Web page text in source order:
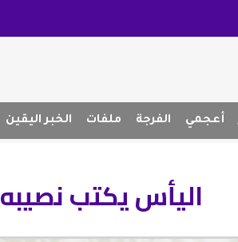
أعجمي الفرجة ملفات الخبر اليقين
اليأس يكتب نصيبه